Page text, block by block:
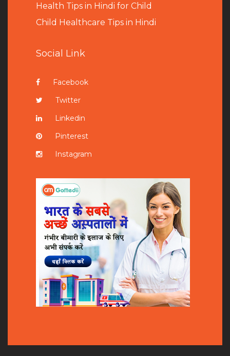
Health Tips in Hindi for Child
Child Healthcare Tips in Hindi
Social Link
Facebook
Twitter
Linkedin
Pinterest
Instagram